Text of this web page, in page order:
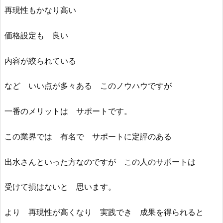
再現性もかなり高い
価格設定も 良い
内容が絞られている
など いい点が多々ある このノウハウですが
一番のメリットは サポートです。
この業界では 有名で サポートに定評のある
出水さんといった方なのですが この人のサポートは
受けて損はないと 思います。
より 再現性が高くなり 実践でき 成果を得られると